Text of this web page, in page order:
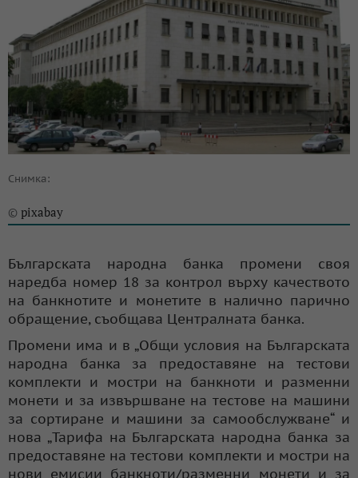
Снимка:
© pixabay
Българската народна банка промени своя
наредба номер 18 за контрол върху качеството
на банкнотите и монетите в налично парично
обращение, съобщава Централната банка.
Промени има и в „Общи условия на Българската
народна банка за предоставяне на тестови
комплекти и мостри на банкноти и разменни
монети и за извършване на тестове на машини
за сортиране и машини за самообслужване“ и
нова „Тарифа на Българската народна банка за
предоставяне на тестови комплекти и мостри на
нови емисии банкноти/разменни монети и за